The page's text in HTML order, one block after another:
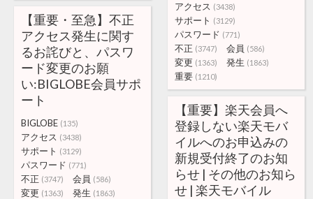
アクセス (3438)
サポート (3129)
パスワード (771)
不正 (3747) 会員 (586)
変更 (1363) 発生 (1863)
重要 (1210)
【重要・至急】不正
アクセス発生に関す
るお詫びと、パスワ
ード変更のお願
い:BIGLOBE会員サポ
ート
BIGLOBE (135)
アクセス (3438)
サポート (3129)
パスワード (771)
不正 (3747) 会員 (586)
変更 (1363) 発生 (1863)
【重要】楽天会員へ
登録しない楽天モバ
イルへのお申込みの
新規受付終了のお知
らせ | その他のお知ら
せ | 楽天モバイル